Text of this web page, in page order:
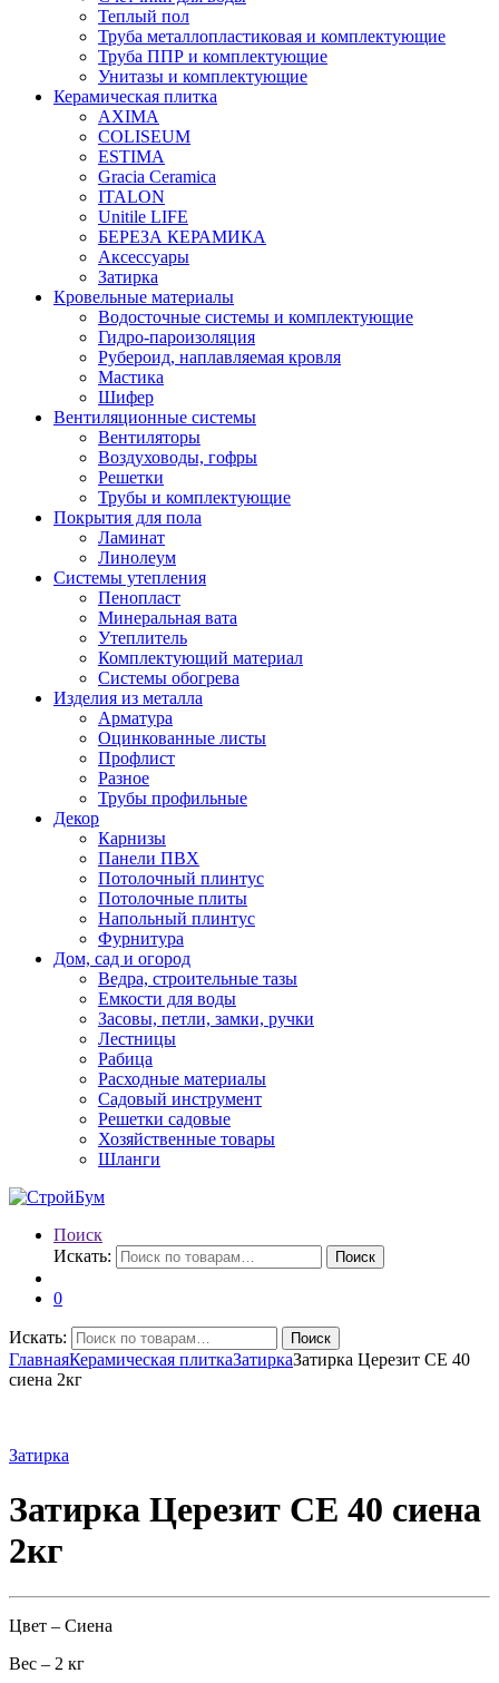
Теплый пол
Труба металлопластиковая и комплектующие
Труба ППР и комплектующие
Унитазы и комплектующие
Керамическая плитка
AXIMA
COLISEUM
ESTIMA
Gracia Ceramica
ITALON
Unitile LIFE
БЕРЕЗА КЕРАМИКА
Аксессуары
Затирка
Кровельные материалы
Водосточные системы и комплектующие
Гидро-пароизоляция
Рубероид, наплавляемая кровля
Мастика
Шифер
Вентиляционные системы
Вентиляторы
Воздуховоды, гофры
Решетки
Трубы и комплектующие
Покрытия для пола
Ламинат
Линолеум
Системы утепления
Пенопласт
Минеральная вата
Утеплитель
Комплектующий материал
Системы обогрева
Изделия из металла
Арматура
Оцинкованные листы
Профлист
Разное
Трубы профильные
Декор
Карнизы
Панели ПВХ
Потолочный плинтус
Потолочные плиты
Напольный плинтус
Фурнитура
Дом, сад и огород
Ведра, строительные тазы
Емкости для воды
Засовы, петли, замки, ручки
Лестницы
Рабица
Расходные материалы
Садовый инструмент
Решетки садовые
Хозяйственные товары
Шланги
Поиск
Искать:
Поиск
0
Искать: Поиск
ГлавнаяКерамическая плиткаЗатиркаЗатирка Церезит СЕ 40
сиена 2кг
Затирка
Затирка Церезит СЕ 40 сиена
2кг
Цвет – Сиена
Вес – 2 кг